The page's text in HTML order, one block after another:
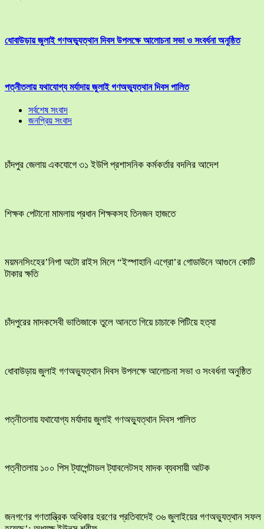
ধোবাউড়ায় জুলাই গণঅভ্যুত্থান দিবস উপলক্ষে আলোচনা সভা ও সংবর্ধনা অনুষ্ঠিত
পত্নীতলায় যথাযোগ্য মর্যাদায় জুলাই গণঅভ্যুত্থান দিবস পালিত
সর্বশেষ সংবাদ
জনপ্রিয় সংবাদ
চাঁদপুর জেলায় একযোগে ৩১ ইউপি প্রশাসনিক কর্মকর্তার বদলির আদেশ
শিক্ষক পেটানো মামলায় প্রধান শিক্ষকসহ তিনজন হাজতে
ময়মনসিংহের’নিপা অটো রাইস মিলে “ইস্পাহানি এগ্রো’র গোডাউনে আগুনে কোটি
টাকার ক্ষতি
চাঁদপুরের মাদকসেবী ভাতিজাকে তুলে আনতে গিয়ে চাচাকে পিটিয়ে হত্যা
ধোবাউড়ায় জুলাই গণঅভ্যুত্থান দিবস উপলক্ষে আলোচনা সভা ও সংবর্ধনা অনুষ্ঠিত
পত্নীতলায় যথাযোগ্য মর্যাদায় জুলাই গণঅভ্যুত্থান দিবস পালিত
পত্নীতলায় ১০০ পিস ট্যাপেন্টাডল ট্যাবলেটসহ মাদক ব্যবসায়ী আটক
জনগণের গণতান্ত্রিক অধিকার হরণের প্রতিবাদেই ৩৬ জুলাইয়ের গণঅভ্যুত্থান সফল